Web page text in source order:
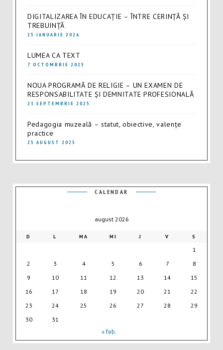
DIGITALIZAREA ÎN EDUCAȚIE – ÎNTRE CERINȚĂ ȘI
TREBUINȚĂ
25 IANUARIE 2026
LUMEA CA TEXT
7 OCTOMBRIE 2025
NOUA PROGRAMĂ DE RELIGIE – UN EXAMEN DE
RESPONSABILITATE ȘI DEMNITATE PROFESIONALĂ
23 SEPTEMBRIE 2025
Pedagogia muzeală – statut, obiective, valențe
practice
25 AUGUST 2025
CALENDAR
august 2026
D L MA MI J V S
1
2
3 4 5 6 7
8
9
10 11 12 13 14
15
16
17 18 19 20 21
22
23
24 25 26 27 28
29
30
31
« feb.